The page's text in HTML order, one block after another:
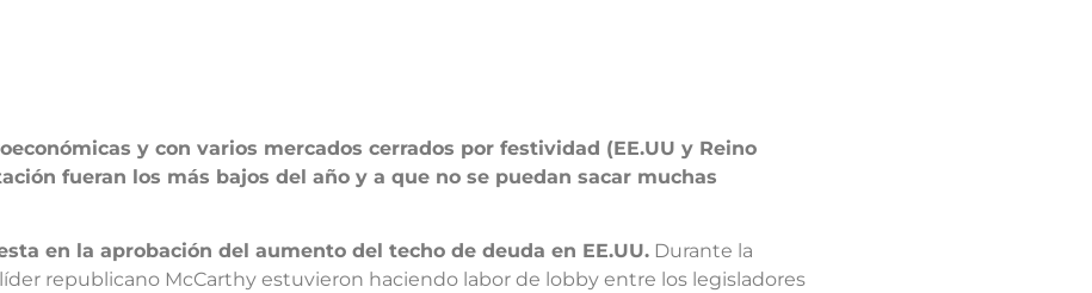
y con varios mercados cerrados por festividad (EE.UU y Reino
fueran los más bajos del año y a que no se puedan sacar muchas
en la aprobación del aumento del techo de deuda en EE.UU. Durante la
republicano McCarthy estuvieron haciendo labor de lobby entre los legisladores